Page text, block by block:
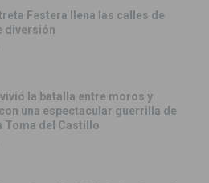
Festera llena las calles de
diversión
la batalla entre moros y
una espectacular guerrilla de
Toma del Castillo